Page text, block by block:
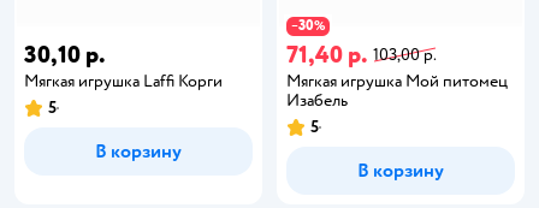
30,10 р.
Мягкая игрушка Laffi Корги
5
В корзину
−30%
71,40 р. 103,00 р.
Мягкая игрушка Мой питомец
Изабель
5
В корзину